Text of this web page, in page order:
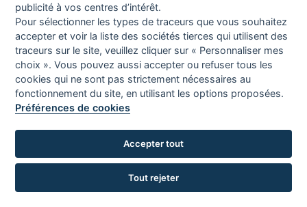
Pour tous vos projets
Demandez-nous un
devis gratuit ou un
rendez-vous
publicité à vos centres d’intérêt.
Pour sélectionner les types de traceurs que vous souhaitez
accepter et voir la liste des sociétés tierces qui utilisent des
traceurs sur le site, veuillez cliquer sur « Personnaliser mes
choix ». Vous pouvez aussi accepter ou refuser tous les
cookies qui ne sont pas strictement nécessaires au
fonctionnement du site, en utilisant les options proposées.
Préférences de cookies
Accepter tout
Tout rejeter